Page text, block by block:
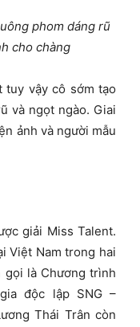
phom dáng rũ
cho chàng
tuy vậy cô sớm tạo
và ngọt ngào. Giai
ảnh và người mẫu
giải Miss Talent.
Việt Nam trong hai
gọi là Chương trình
độc lập SNG –
Thái Trân còn